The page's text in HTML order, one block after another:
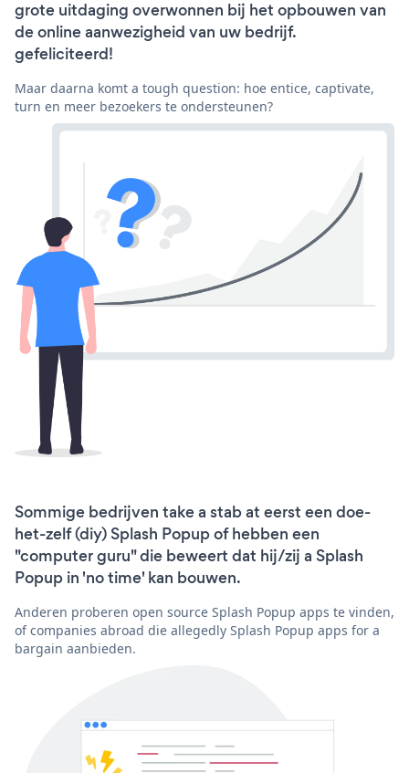
grote uitdaging overwonnen bij het opbouwen van
de online aanwezigheid van uw bedrijf.
gefeliciteerd!
Maar daarna komt a tough question: hoe entice, captivate,
turn en meer bezoekers te ondersteunen?
Sommige bedrijven take a stab at eerst een doe-
het-zelf (diy) Splash Popup of hebben een
"computer guru" die beweert dat hij/zij a Splash
Popup in 'no time' kan bouwen.
Anderen proberen open source Splash Popup apps te vinden,
of companies abroad die allegedly Splash Popup apps for a
bargain aanbieden.